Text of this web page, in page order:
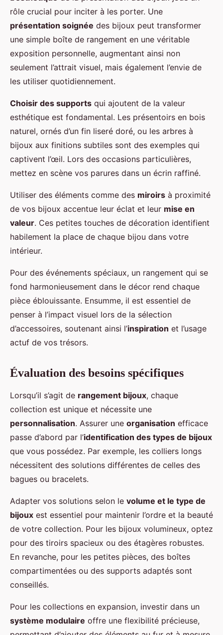
rôle crucial pour inciter à les porter. Une
présentation soignée des bijoux peut transformer
une simple boîte de rangement en une véritable
exposition personnelle, augmentant ainsi non
seulement l’attrait visuel, mais également l’envie de
les utiliser quotidiennement.
Choisir des supports qui ajoutent de la valeur
esthétique est fondamental. Les présentoirs en bois
naturel, ornés d’un fin liseré doré, ou les arbres à
bijoux aux finitions subtiles sont des exemples qui
captivent l’œil. Lors des occasions particulières,
mettez en scène vos parures dans un écrin raffiné.
Utiliser des éléments comme des miroirs à proximité
de vos bijoux accentue leur éclat et leur mise en
valeur. Ces petites touches de décoration identifient
habilement la place de chaque bijou dans votre
intérieur.
Pour des événements spéciaux, un rangement qui se
fond harmonieusement dans le décor rend chaque
pièce éblouissante. Ensumme, il est essentiel de
penser à l’impact visuel lors de la sélection
d’accessoires, soutenant ainsi l’inspiration et l’usage
actuf de vos trésors.
Évaluation des besoins spécifiques
Lorsqu’il s’agit de rangement bijoux, chaque
collection est unique et nécessite une
personnalisation. Assurer une organisation efficace
passe d’abord par l’identification des types de bijoux
que vous possédez. Par exemple, les colliers longs
nécessitent des solutions différentes de celles des
bagues ou bracelets.
Adapter vos solutions selon le volume et le type de
bijoux est essentiel pour maintenir l’ordre et la beauté
de votre collection. Pour les bijoux volumineux, optez
pour des tiroirs spacieux ou des étagères robustes.
En revanche, pour les petites pièces, des boîtes
compartimentées ou des supports adaptés sont
conseillés.
Pour les collections en expansion, investir dans un
système modulaire offre une flexibilité précieuse,